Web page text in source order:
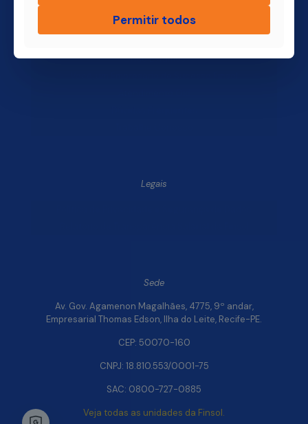
Produtos
Onde Estamos
Legais
Sede
Av. Gov. Agamenon Magalhães, 4775, 9º andar,
Empresarial Thomas Edson, Ilha do Leite, Recife-PE.
CEP: 50070-160
CNPJ: 18.810.553/0001-75
SAC: 0800-727-0885
Veja todas as unidades da Finsol.
Permitir todos